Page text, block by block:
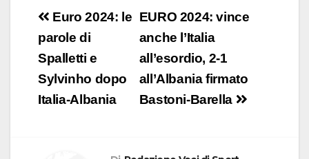
Navigazione
articoli
EURO 2024: vince
anche l’Italia
all’esordio, 2-1
all’Albania firmato
Bastoni-Barella
Euro 2024: le
parole di
Spalletti e
Sylvinho dopo
Italia-Albania